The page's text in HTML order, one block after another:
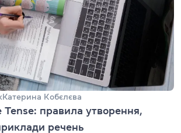
Катерина Кобєлєва
Tense: правила утворення,
речень